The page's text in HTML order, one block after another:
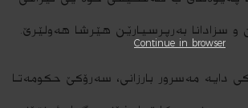
سزادانا به‌رپرسیارێن هێرشا هه‌ولێرێ.
دایه‌ مه‌سرور بارزانى، سه‌رۆكێ حكومه‌تا
Continue in browser